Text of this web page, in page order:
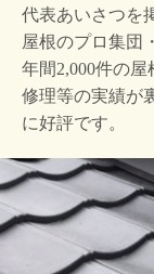
代表あいさつを
屋根のプロ集団
年間2,000件の
修理等の実績が
に好評です。